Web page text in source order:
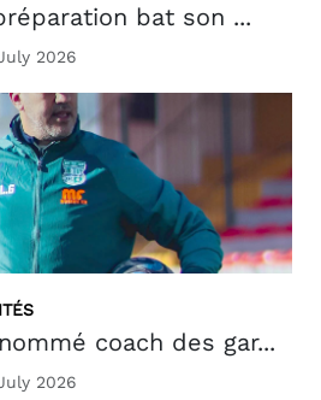
bat son ...
2026
coach des gar...
2026